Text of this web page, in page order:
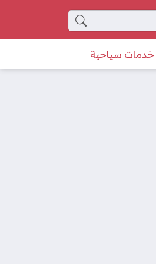
خدمات سياحية